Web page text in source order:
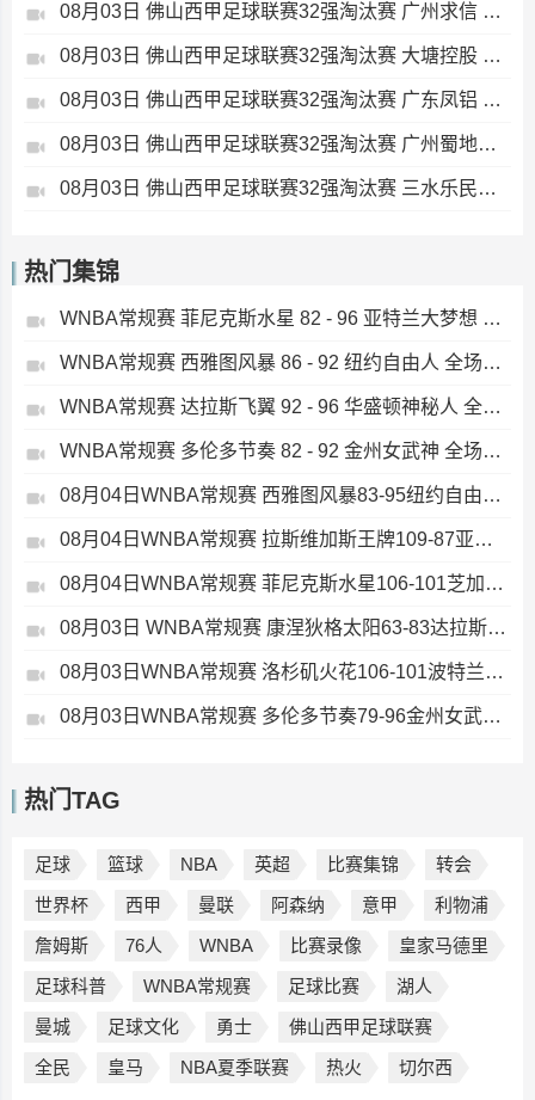
08月03日 佛山西甲足球联赛32强淘汰赛 广州求信 VS 顺德新青年 全场录像
08月03日 佛山西甲足球联赛32强淘汰赛 大塘控股 VS 茂名市点都得 全场录像
08月03日 佛山西甲足球联赛32强淘汰赛 广东凤铝 VS 湛江八部科技 全场录像
08月03日 佛山西甲足球联赛32强淘汰赛 广州蜀地红 VS 广州戴拿模 全场录像
08月03日 佛山西甲足球联赛32强淘汰赛 三水乐民兴健力宝 VS 中国澳门澳科精英 全场录像
热门集锦
WNBA常规赛 菲尼克斯水星 82 - 96 亚特兰大梦想 全场集锦
WNBA常规赛 西雅图风暴 86 - 92 纽约自由人 全场集锦
WNBA常规赛 达拉斯飞翼 92 - 96 华盛顿神秘人 全场集锦
WNBA常规赛 多伦多节奏 82 - 92 金州女武神 全场集锦
08月04日WNBA常规赛 西雅图风暴83-95纽约自由人 全场集锦
08月04日WNBA常规赛 拉斯维加斯王牌109-87亚特兰大梦想 全场集锦
08月04日WNBA常规赛 菲尼克斯水星106-101芝加哥天空 全场集锦
08月03日 WNBA常规赛 康涅狄格太阳63-83达拉斯飞翼 全场集锦
08月03日WNBA常规赛 洛杉矶火花106-101波特兰火焰 全场集锦
08月03日WNBA常规赛 多伦多节奏79-96金州女武神 全场集锦
热门TAG
足球 篮球 NBA 英超 比赛集锦
转会
世界杯
西甲 曼联 阿森纳 意甲
利物浦
詹姆斯
76人 WNBA 比赛录像
皇家马德里
足球科普
WNBA常规赛 足球比赛
湖人
曼城
足球文化 勇士
佛山西甲足球联赛
全民
皇马 NBA夏季联赛 热火 切尔西